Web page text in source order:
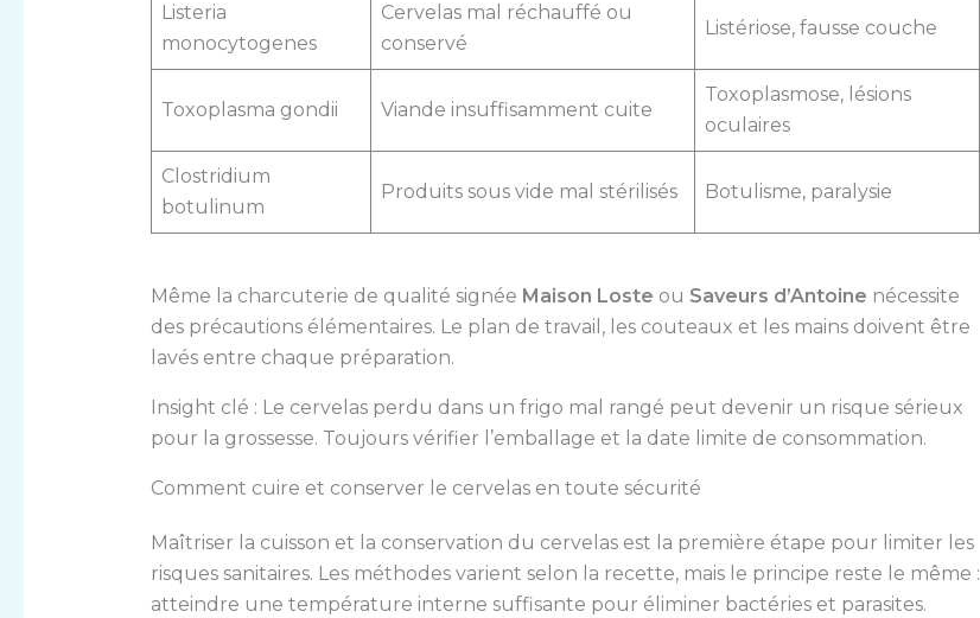
Listeria
monocytogenes
Cervelas mal réchauffé ou
conservé
Listériose, fausse couche
Toxoplasma gondii Viande insuffisamment cuite
Toxoplasmose, lésions
oculaires
Clostridium
botulinum
Produits sous vide mal stérilisés Botulisme, paralysie
Même la charcuterie de qualité signée Maison Loste ou Saveurs d’Antoine nécessite
des précautions élémentaires. Le plan de travail, les couteaux et les mains doivent être
lavés entre chaque préparation.
Insight clé : Le cervelas perdu dans un frigo mal rangé peut devenir un risque sérieux
pour la grossesse. Toujours vérifier l’emballage et la date limite de consommation.
Comment cuire et conserver le cervelas en toute sécurité
Maîtriser la cuisson et la conservation du cervelas est la première étape pour limiter les
risques sanitaires. Les méthodes varient selon la recette, mais le principe reste le même :
atteindre une température interne suffisante pour éliminer bactéries et parasites.